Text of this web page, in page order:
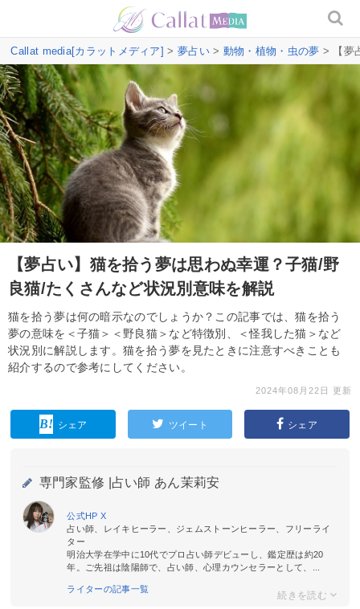
Callat media[カラットメディア] > 夢占い> 動物・植物・虫の夢 > 【夢
【夢占い】猫を拾う夢は思わぬ幸運？子猫/野
良猫/たくさんなど状況別意味を解説
猫を拾う夢は何の暗示なのでしょうか？この記事では、猫を拾う
夢の意味を＜子猫＞＜野良猫＞など特徴別、＜怪我した猫＞など
状況別に解説します。猫を拾う夢を見たときに注意すべきことも
紹介するので参考にしてください。
2024年08月22日 更新
シェア ツイート シェア
専門家監修 | 占い師 あん茉莉安
公式HP X
占い師、レイキヒーラー、ジェムストーンヒーラー、フリーライ
ター
明治大学在学中に10代でプロ占い師デビューし、鑑定歴は約20
年。ご先祖は陰陽師で、占い師、心理カウンセラーとして、...
ライターの記事一覧